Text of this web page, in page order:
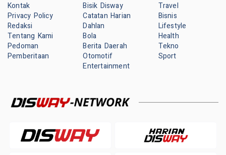
Kontak
Privacy Policy
Redaksi
Tentang Kami
Pedoman
Pemberitaan
Bisik Disway
Catatan Harian
Dahlan
Bola
Berita Daerah
Otomotif
Entertainment
Travel
Bisnis
Lifestyle
Health
Tekno
Sport